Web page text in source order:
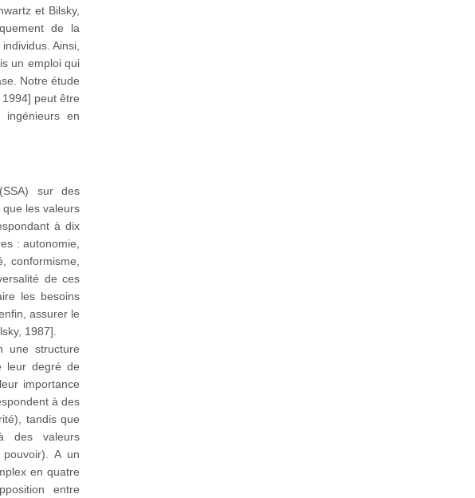
et Bilsky,
de la
Ainsi,
un emploi qui
Notre étude
peut être
ingénieurs en
sur des
les valeurs
à dix
: autonomie,
conformisme,
de ces
les besoins
assurer le
1987].
une structure
leur degré de
importance
à des
tandis que
des valeurs
A un
en quatre
entre